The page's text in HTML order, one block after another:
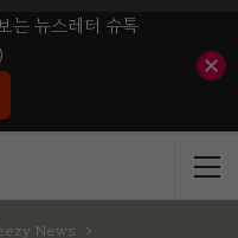
News
는 뉴스레터 슈톡